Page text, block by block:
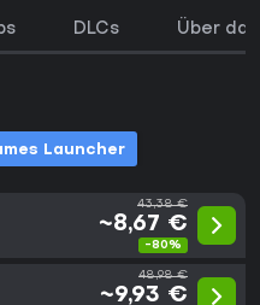
DLCs Über
Launcher
43,38 €
~8,67 €
-80%
48,98 €
~9,93 €